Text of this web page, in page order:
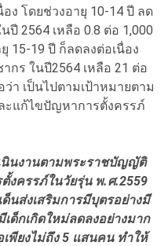
ง โดยช่วงอายุ 10-14 ปี ลด
ปี 2564 เหลือ 0.8 ต่อ 1,000
15-19 ปี ก็ลดลงต่อเนื่อง
กร ในปี2564 เหลือ 21 ต่อ
า เป็นไปตามเป้าหมายตาม
ะแก้ไขปัญหาการตั้งครรภ์
นินงานตามพระราชบัญญัติ
งครรภ์ในวัยรุ่น พ.ศ.2559
นส่งเสริมการมีบุตรอย่างมี
ด็กเกิดใหม่ลดลงอย่างมาก
พียงไม่ถึง 5 แสนคน ทำให้